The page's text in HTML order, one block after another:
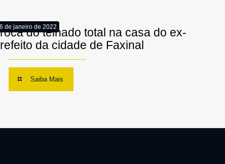
de janeiro de 2022
do telhado total na casa do ex-
da cidade de Faxinal
Saiba Mais